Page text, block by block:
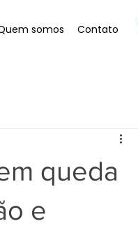
somos Contato
queda
e